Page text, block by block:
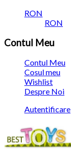
RON
RON
Contul Meu
Contul Meu
Cosul meu
Wishlist
Despre Noi
Autentificare